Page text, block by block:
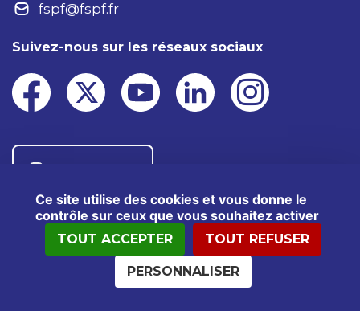
Ce site utilise des cookies et vous donne le
contrôle sur ceux que vous souhaitez activer
TOUT ACCEPTER TOUT REFUSER
PERSONNALISER
fspf@fspf.fr
Suivez-nous sur les réseaux sociaux
®2025 FSPF – Tous droits réservés
Données personnelles
Politiques cookies
Kit presse Crédits